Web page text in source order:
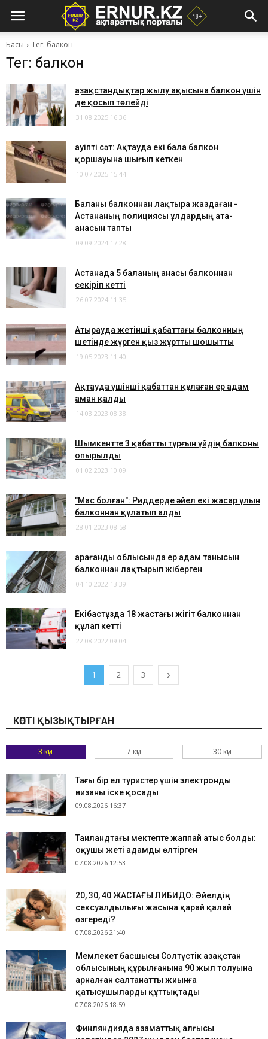
Басы Тег: балкон
Тег: балкон
Қазақстандықтар жылу ақысына балкон үшін
де қосып төлейді
31.08.2025 16:36
Қауіпті сәт: Ақтауда екі бала балкон
қоршауына шығып кеткен
10.07.2025 15:44
Баланы балконнан лақтыра жаздаған -
Астананың полициясы ұлдардың ата-
анасын тапты
09.09.2024 17:28
Астанада 5 баланың анасы балконнан
секіріп кетті
26.07.2024 11:35
Атырауда жетінші қабаттағы балконның
шетінде жүрген қыз жұртты шошытты
19.05.2023 11:40
Ақтауда үшінші қабаттан құлаған ер адам
аман қалды
14.03.2023 08:38
Шымкентте 3 қабатты тұрғын үйдің балконы
опырылды
01.02.2023 10:09
"Мас болған": Риддерде әйел екі жасар ұлын
балконнан құлатып алды
28.01.2023 08:58
Қарағанды облысында ер адам танысын
балконнан лақтырып жіберген
04.10.2022 13:39
Екібастұзда 18 жастағы жігіт балконнан
құлап кетті
22.08.2022 09:04
1 2 3
КӨПТІ ҚЫЗЫҚТЫРҒАН
3 күн 7 күн 30 күн
Тағы бір ел туристер үшін электронды
визаны іске қосады
09.08.2026 16:37
Таиландтағы мектепте жаппай атыс болды:
оқушы жеті адамды өлтірген
07.08.2026 12:53
​20, 30, 40 ЖАСТАҒЫ ЛИБИДО: Әйелдің
сексуалдылығы жасына қарай қалай
өзгереді?
07.08.2026 21:40
Мемлекет басшысы Солтүстік Қазақстан
облысының құрылғанына 90 жыл толуына
арналған салтанатты жиынға
қатысушыларды құттықтады
07.08.2026 18:59
Финляндияда азаматтық алғысы